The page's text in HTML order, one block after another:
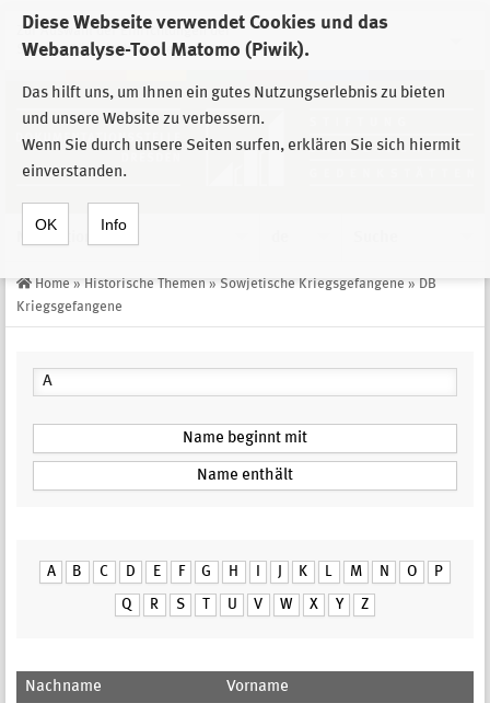
Diese Webseite verwendet Cookies und das
Webanalyse-Tool Matomo (Piwik).
Das hilft uns, um Ihnen ein gutes Nutzungserlebnis zu bieten
und unsere Website zu verbessern.
Wenn Sie durch unsere Seiten surfen, erklären Sie sich hiermit
einverstanden.
OK Info
Zur Auswahl der Einrichtungen der
Stiftung Sächsische Gedenkstätten
Home » Historische Themen » Sowjetische Kriegsgefangene » DB
Kriegsgefangene
A B C D E F G H K L M N O P
Q R S U V W X Y Z
Nachname
Vorname